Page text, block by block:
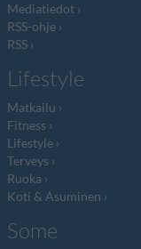
Mediatiedot
RSS-ohje
RSS
Lifestyle
Matkailu
Fitness
Lifestyle
Terveys
Ruoka
Koti & Asuminen
Some